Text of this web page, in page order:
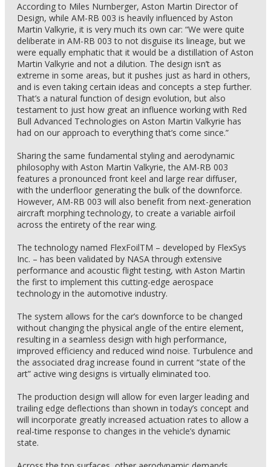
According to Miles Nurnberger, Aston Martin Director of
Design, while AM-RB 003 is heavily influenced by Aston
Martin Valkyrie, it is very much its own car: “We were quite
deliberate in AM-RB 003 to not disguise its lineage, but we
were equally emphatic that it would be a distillation of Aston
Martin Valkyrie and not a dilution. The design isn’t as
extreme in some areas, but it pushes just as hard in others,
and is even taking certain ideas and concepts a step further.
That’s a natural function of design evolution, but also
testament to just how great an influence working with Red
Bull Advanced Technologies on Aston Martin Valkyrie has
had on our approach to everything that’s come since.”
Sharing the same fundamental styling and aerodynamic
philosophy with Aston Martin Valkyrie, the AM-RB 003
features a pronounced front keel and large rear diffuser,
with the underfloor generating the bulk of the downforce.
However, AM-RB 003 will also benefit from next-generation
aircraft morphing technology, to create a variable airfoil
across the entirety of the rear wing.
The technology named FlexFoilTM – developed by FlexSys
Inc. – has been validated by NASA through extensive
performance and acoustic flight testing, with Aston Martin
the first to implement this cutting-edge aerospace
technology in the automotive industry.
The system allows for the car’s downforce to be changed
without changing the physical angle of the entire element,
resulting in a seamless design with high performance,
improved efficiency and reduced wind noise. Turbulence and
the associated drag increase found in current “state of the
art” active wing designs is virtually eliminated too.
The production design will allow for even larger leading and
trailing edge deflections than shown in today’s concept and
will incorporate greatly increased actuation rates to allow a
real-time response to changes in the vehicle’s dynamic
state.